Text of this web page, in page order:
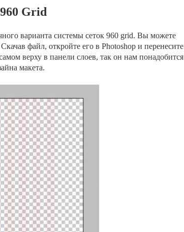
Grid
варианта системы сеток 960 grid. Вы можете
файл, откройте его в Photoshop и перенесите
верху в панели слоев, так он нам понадобится
макета.